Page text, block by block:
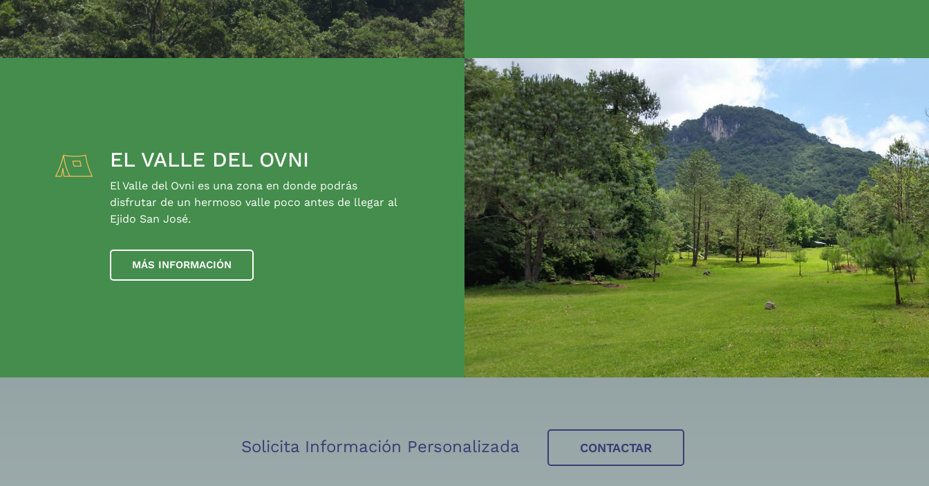
EL VALLE DEL OVNI
El Valle del Ovni es una zona en donde podrás
disfrutar de un hermoso valle poco antes de llegar al
Ejido San José.
MÁS INFORMACIÓN
Solicita Información Personalizada CONTACTAR